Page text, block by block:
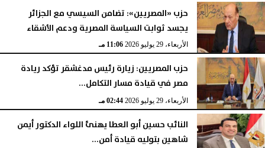
حزب «المصريين»: تضامن السيسي مع الجزائر
يجسد ثوابت السياسة المصرية ودعم الأشقاء
الأربعاء، 29 يوليو 2026 11:06 مـ
حزب المصريين: زيارة رئيس مدغشقر تؤكد ريادة
مصر في قيادة مسار التكامل...
الأربعاء، 29 يوليو 2026 02:44 مـ
النائب حسين أبو العطا يهنئ اللواء الدكتور أيمن
شاهين بتوليه قيادة أمن...